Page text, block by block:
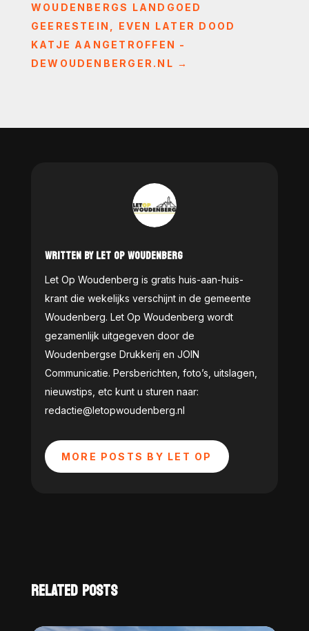
WOUDENBERGS LANDGOED
GEERESTEIN, EVEN LATER DOOD
KATJE AANGETROFFEN -
DEWOUDENBERGER.NL →
WRITTEN BY LET OP WOUDENBERG
Let Op Woudenberg is gratis huis-aan-huis-
krant die wekelijks verschijnt in de gemeente
Woudenberg. Let Op Woudenberg wordt
gezamenlijk uitgegeven door de
Woudenbergse Drukkerij en JOIN
Communicatie. Persberichten, foto’s, uitslagen,
nieuwstips, etc kunt u sturen naar:
redactie@letopwoudenberg.nl
MORE POSTS BY LET OP
RELATED POSTS